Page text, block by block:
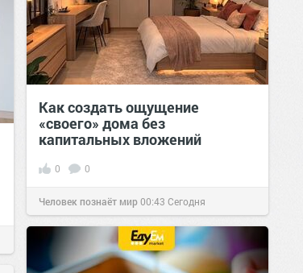
Как создать ощущение
«своего» дома без
капитальных вложений
0 0
Человек познаёт мир00:43 Сегодня